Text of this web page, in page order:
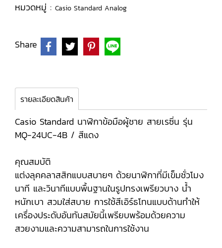
หมวดหมู่ : Casio Standard Analog
Share
รายละเอียดสินค้า
Casio Standard นาฬิกาข้อมือผู้ชาย สายเรซิ่น รุ่น
MQ-24UC-4B / สีแดง
คุณสมบัติ
แต่งลุคคลาสสิกแบบสบายๆ ด้วยนาฬิกาที่มีเข็มชั่วโมง
นาที และวินาทีแบบพื้นฐานในรูปทรงเพรียวบาง น้ำ
หนักเบา สวมใส่สบาย การใช้สีเอิร์ธโทนแบบด้านทำให้
เครื่องประดับอันทันสมัยนี้เพรียบพร้อมด้วยความ
สวยงามและความสามารถในการใช้งาน